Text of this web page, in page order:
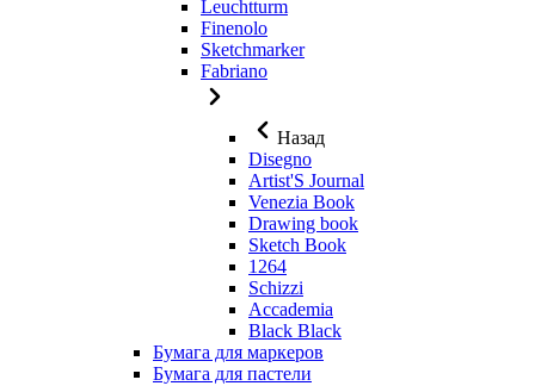
Leuchtturm
Finenolo
Sketchmarker
Fabriano
Назад
Disegno
Artist'S Journal
Venezia Book
Drawing book
Sketch Book
1264
Schizzi
Accademia
Black Black
Бумага для маркеров
Бумага для пастели